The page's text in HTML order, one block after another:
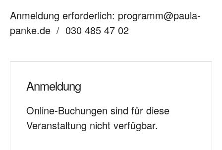
Anmeldung erforderlich: programm@paula-
panke.de / 030 485 47 02
Anmeldung
Online-Buchungen sind für diese
Veranstaltung nicht verfügbar.